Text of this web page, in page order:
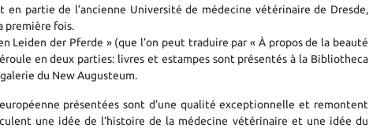
en partie de l’ancienne Université de médecine vétérinaire de Dresde,
première fois.
Leiden der Pferde » (que l’on peut traduire par « À propos de la beauté
en deux parties: livres et estampes sont présentésà la Bibliotheca
du New Augusteum.
présentées sont d’une qualité exceptionnelle et remontent
une idée de l’histoire de la médecine vétérinaire et une idée du